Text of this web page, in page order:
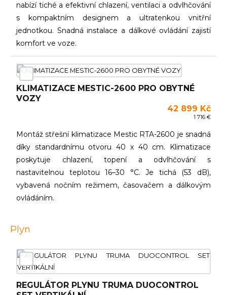
nabízí tiché a efektivní chlazení, ventilaci a odvlhčování
s kompaktním designem a ultratenkou vnitřní
jednotkou. Snadná instalace a dálkové ovládání zajistí
komfort ve voze.
KLIMATIZACE MESTIC-2600 PRO OBYTNÉ
VOZY
42 899 Kč
1 716 €
Montáž střešní klimatizace Mestic RTA-2600 je snadná
díky standardnímu otvoru 40 x 40 cm. Klimatizace
poskytuje chlazení, topení a odvlhčování s
nastavitelnou teplotou 16–30 °C. Je tichá (53 dB),
vybavená nočním režimem, časovačem a dálkovým
ovládáním.
Plyn
REGULÁTOR PLYNU TRUMA DUOCONTROL